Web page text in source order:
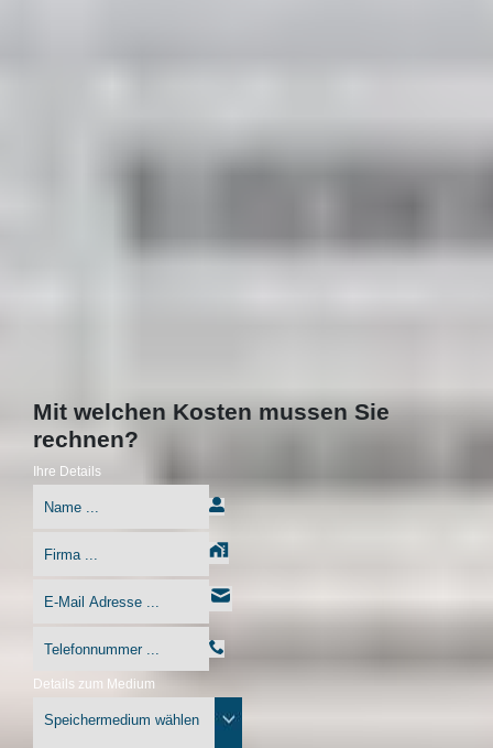
Mit welchen Kosten mussen Sie
rechnen?
Ihre Details
Details zum Medium